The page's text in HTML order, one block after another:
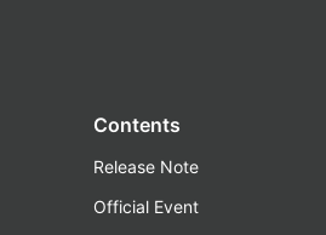
Contents
Release Note
Official Event